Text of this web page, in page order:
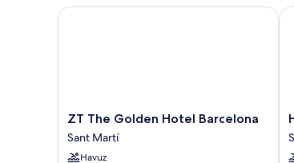
ZT
The
Golden
Hotel
ZT The Golden Hotel Barcelona
Sant Martí
Havuz
ZT The Golden Hotel Barcelona